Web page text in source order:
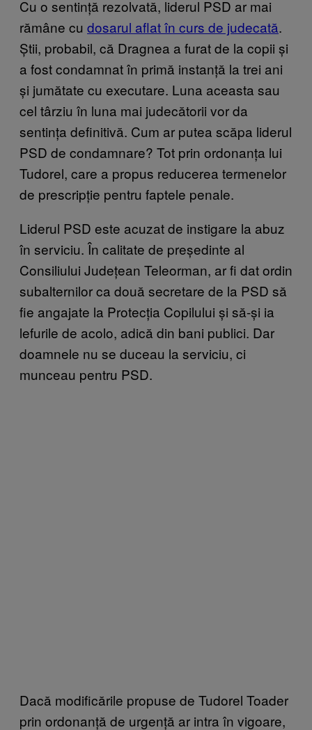
Cu o sentință rezolvată, liderul PSD ar mai
rămâne cu dosarul aflat în curs de judecată.
Știi, probabil, că Dragnea a furat de la copii și
a fost condamnat în primă instanță la trei ani
și jumătate cu executare. Luna aceasta sau
cel târziu în luna mai judecătorii vor da
sentința definitivă. Cum ar putea scăpa liderul
PSD de condamnare? Tot prin ordonanța lui
Tudorel, care a propus reducerea termenelor
de prescripție pentru faptele penale.
Liderul PSD este acuzat de instigare la abuz
în serviciu. În calitate de președinte al
Consiliului Județean Teleorman, ar fi dat ordin
subalternilor ca două secretare de la PSD să
fie angajate la Protecția Copilului și să-și ia
lefurile de acolo, adică din bani publici. Dar
doamnele nu se duceau la serviciu, ci
munceau pentru PSD.
Dacă modificările propuse de Tudorel Toader
prin ordonanță de urgență ar intra în vigoare,